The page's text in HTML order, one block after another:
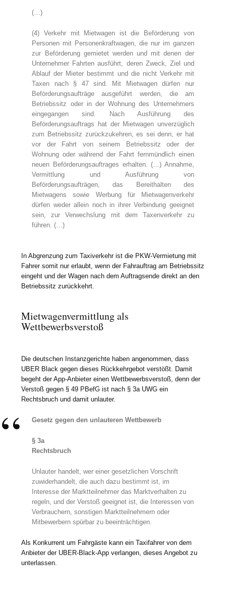
(…)
(4) Verkehr mit Mietwagen ist die Beförderung von
Personen mit Personenkraftwagen, die nur im ganzen
zur Beförderung gemietet werden und mit denen der
Unternehmer Fahrten ausführt, deren Zweck, Ziel und
Ablauf der Mieter bestimmt und die nicht Verkehr mit
Taxen nach § 47 sind. Mit Mietwagen dürfen nur
Beförderungsaufträge ausgeführt werden, die am
Betriebssitz oder in der Wohnung des Unternehmers
eingegangen sind. Nach Ausführung des
Beförderungsauftrags hat der Mietwagen unverzüglich
zum Betriebssitz zurückzukehren, es sei denn, er hat
vor der Fahrt von seinem Betriebssitz oder der
Wohnung oder während der Fahrt fernmündlich einen
neuen Beförderungsauftrages erhalten. (…) Annahme,
Vermittlung und Ausführung von
Beförderungsaufträgen, das Bereithalten des
Mietwagens sowie Werbung für Mietwagenverkehr
dürfen weder allein noch in ihrer Verbindung geeignet
sein, zur Verwechslung mit dem Taxenverkehr zu
führen. (…)
In Abgrenzung zum Taxiverkehr ist die PKW-Vermietung mit
Fahrer somit nur erlaubt, wenn der Fahrauftrag am Betriebssitz
eingeht und der Wagen nach dem Auftragsende direkt an den
Betriebssitz zurückkehrt.
Mietwagenvermittlung als
Wettbewerbsverstoß
Die deutschen Instanzgerichte haben angenommen, dass
UBER Black gegen dieses Rückkehrgebot verstößt. Damit
begeht der App-Anbieter einen Wettbewerbsverstoß, denn der
Verstoß gegen § 49 PBefG ist nach § 3a UWG ein
Rechtsbruch und damit unlauter.
Gesetz gegen den unlauteren Wettbewerb
§ 3a
Rechtsbruch
Unlauter handelt, wer einer gesetzlichen Vorschrift
zuwiderhandelt, die auch dazu bestimmt ist, im
Interesse der Marktteilnehmer das Marktverhalten zu
regeln, und der Verstoß geeignet ist, die Interessen von
Verbrauchern, sonstigen Marktteilnehmern oder
Mitbewerbern spürbar zu beeinträchtigen.
Als Konkurrent um Fahrgäste kann ein Taxifahrer von dem
Anbieter der UBER-Black-App verlangen, dieses Angebot zu
unterlassen.